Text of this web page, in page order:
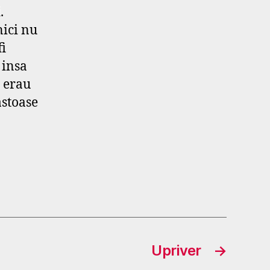
nu
erau
→
Upriver